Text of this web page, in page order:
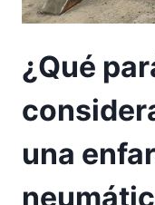
¿Qué
una